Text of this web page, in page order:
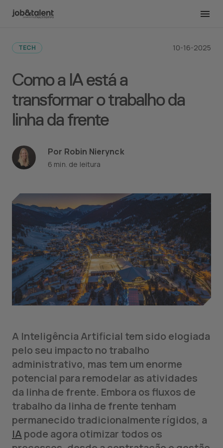
Como a IA está a
transformar o trabalho da
linha da frente
TECH 10-16-2025
Por Robin Nierynck
6 min. de leitura
Voltar para todas as publicações
A Inteligência Artificial tem sido elogiada
pelo seu impacto no trabalho
administrativo, mas tem um enorme
potencial para remodelar as atividades
da linha de frente. Embora os fluxos de
trabalho da linha de frente tenham
permanecido tradicionalmente rígidos, a
IA pode agora otimizar todos os